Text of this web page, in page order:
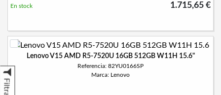
Filtrar
1.715,65 €
En stock
Lenovo V15 AMD R5-7520U 16GB 512GB W11H 15.6"
Referencia: 82YU0166SP
Marca: Lenovo